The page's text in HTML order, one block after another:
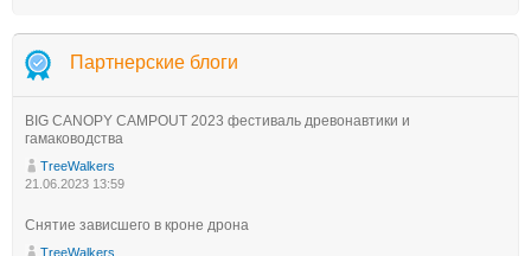
Партнерские блоги
BIG CANOPY CAMPOUT 2023 фестиваль древонавтики и
гамаководства
TreeWalkers
21.06.2023 13:59
Снятие зависшего в кроне дрона
TreeWalkers